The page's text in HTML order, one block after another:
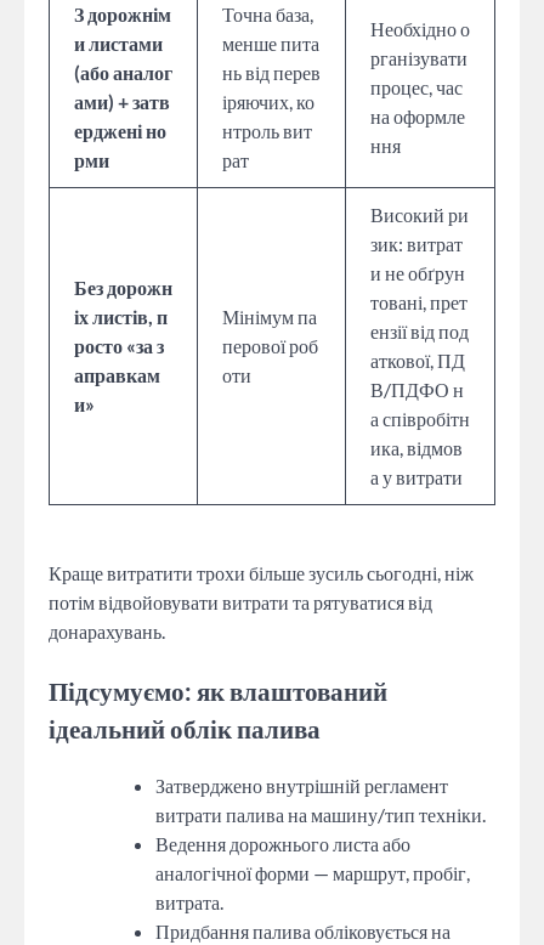
З дорожнім
и листами
(або аналог
ами) + затв
ерджені но
рми
Точна база,
менше пита
нь від перев
іряючих, ко
нтроль вит
рат
Необхідно о
рганізувати
процес, час
на оформле
ння
Без дорожн
іх листів, п
росто «за з
аправкам
и»
Мінімум па
перової роб
оти
Високий ри
зик: витрат
и не обґрун
товані, прет
ензії від под
аткової, ПД
В/ПДФО н
а співробітн
ика, відмов
а у витрати
Краще витратити трохи більше зусиль сьогодні, ніж
потім відвойовувати витрати та рятуватися від
донарахувань.
Підсумуємо: як влаштований
ідеальний облік палива
Затверджено внутрішній регламент
витрати палива на машину/тип техніки.
Ведення дорожнього листа або
аналогічної форми — маршрут, пробіг,
витрата.
Придбання палива обліковується на